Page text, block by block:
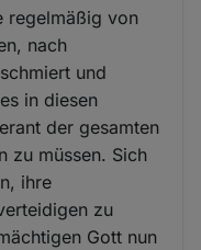
regelmäßig von
nach
und
in diesen
der gesamten
zu müssen. Sich
ihre
zu
Gott nun